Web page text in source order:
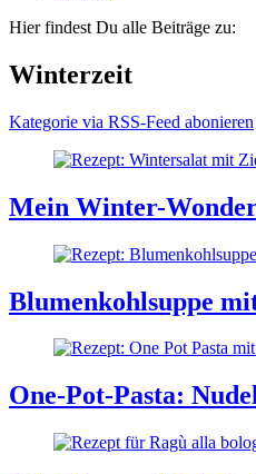
Hier findest Du alle Beiträge zu:
Winterzeit
Kategorie via RSS-Feed abonieren
Mein Winter-
Blumenkohlsuppe
One-Pot-Pasta: